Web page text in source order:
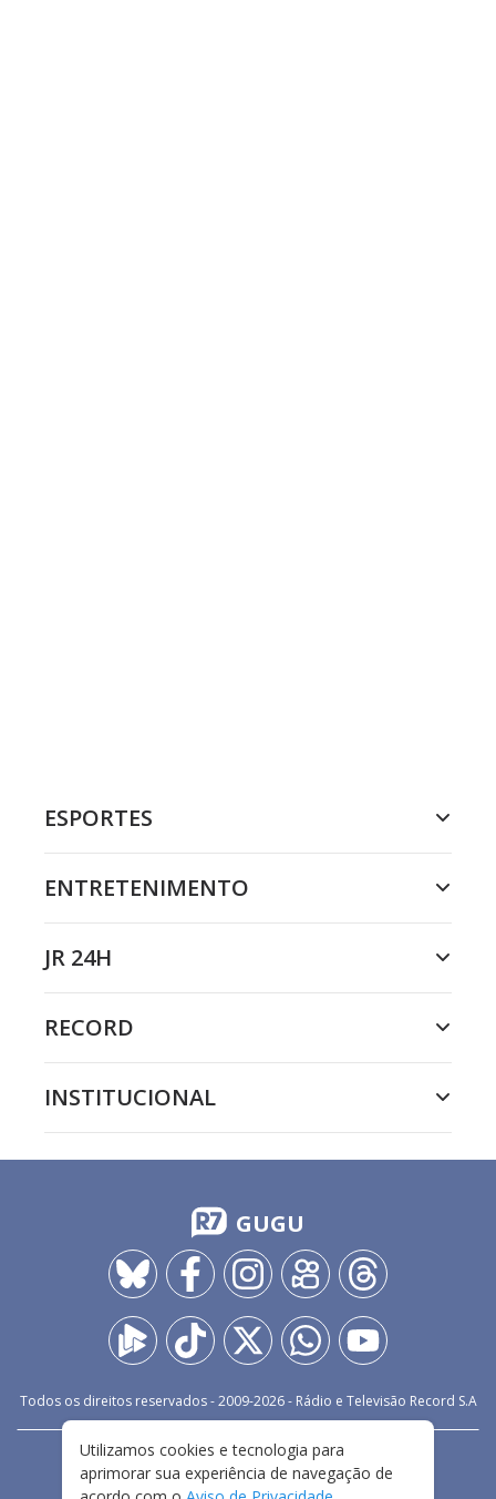
ESPORTES
ENTRETENIMENTO
JR 24H
RECORD
INSTITUCIONAL
GUGU
Todos os direitos reservados - 2009-2026- Rádio e Televisão Record S.A
FALE CONOSCO
PRIVACIDADE
TERMOS E CONDIÇÕES DE USO
Utilizamos cookies e tecnologia para
aprimorar sua experiência de navegação de